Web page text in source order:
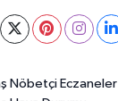
Nöbetçi Eczaneler